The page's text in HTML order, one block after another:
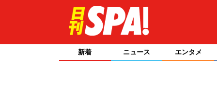
新着 ニュース エンタメ